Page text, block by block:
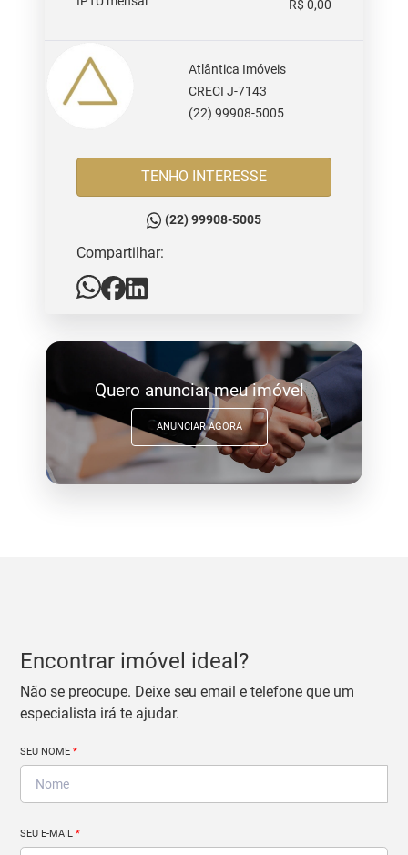
R$ 0,00
Atlântica Imóveis
CRECI J-7143
(22) 99908-5005
TENHO INTERESSE
(22) 99908-5005
Compartilhar:
Quero anunciar meu imóvel
ANUNCIAR AGORA
Encontrar imóvel ideal?
Não se preocupe. Deixe seu email e telefone que um
especialista irá te ajudar.
SEU NOME*
SEU E-MAIL*